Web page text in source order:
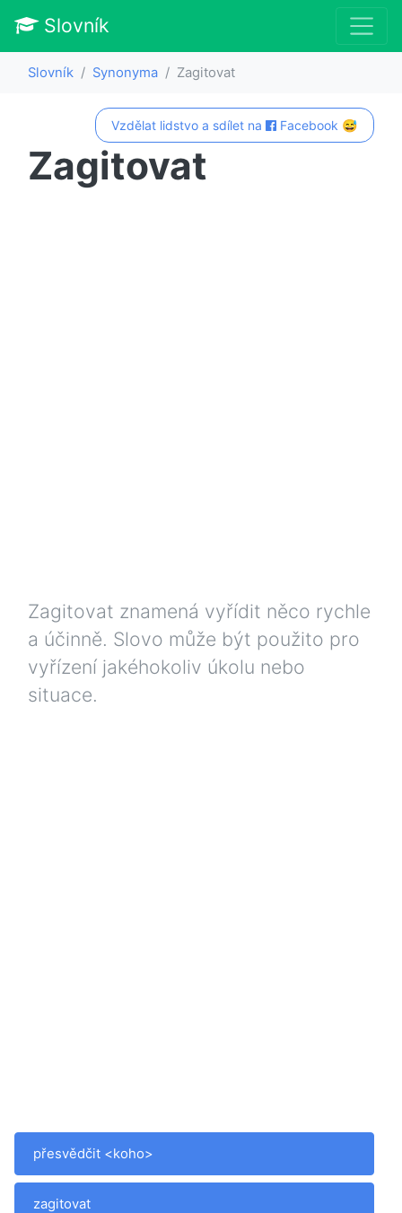
Slovník
Slovník Synonyma Zagitovat
Vzdělat lidstvo a sdílet na Facebook 😅
Zagitovat
Zagitovat znamená vyřídit něco rychle
a účinně. Slovo může být použito pro
vyřízení jakéhokoliv úkolu nebo
situace.
přesvědčit <koho>
zagitovat